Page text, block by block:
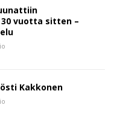
vuotta sitten –
Kakkonen